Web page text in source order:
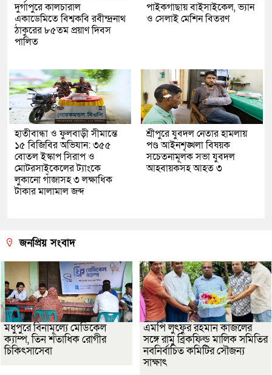
দুর্গাপুরে কালচারাল
একাডেমিতে বিশ্বকবি রবীন্দ্রনাথ
ঠাকুরের ৮৫তম প্রয়াণ দিবস
পালিত
পাইকগাছায় বাইসাইকেল, ভ্যান
ও সেলাই মেশিন বিতরণ
হাতীবান্ধা ও ফুলবাড়ী সীমান্তে
১৫ বিজিবির অভিযান: ৩৫৫
বোতল ইস্কাপ সিরাপ ও
মোটরসাইকেলের ট্যাংকে
লুকানো গাঁজাসহ ৩ লক্ষাধিক
টাকার মালামাল জব্দ
শ্রীপুরে যুবদল নেতার হামলায়
পণ্ড আইনশৃঙ্খলা বিষয়ক
সচেতনামূলক সভা যুবদল
আহবায়কসহ আহত ৩
জনপ্রিয় সংবাদ
মধুপুরে বিনামূল্যে মেডিকেল
ক্যাম্প, তিন শতাধিক রোগীর
চিকিৎসাসেবা
এমপি লুৎফুর রহমান কাজলের
সঙ্গে রামু ব্রিকফিল্ড মালিক সমিতির
নবনির্বাচিত কমিটির সৌজন্য
সাক্ষাৎ